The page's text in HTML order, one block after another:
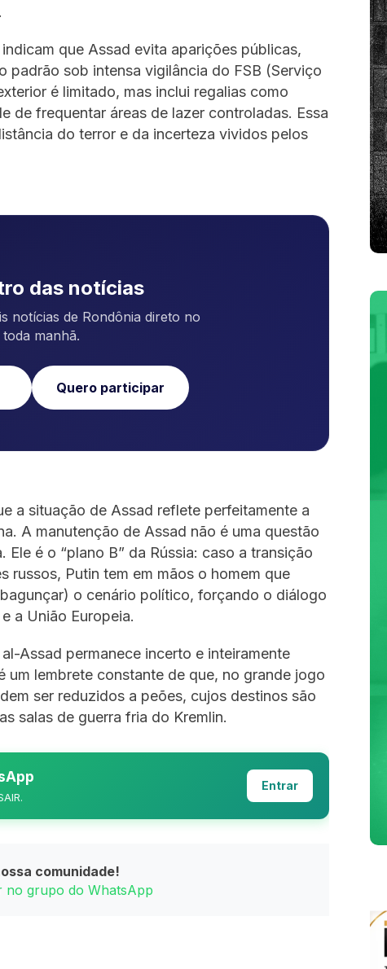
que Assad evita aparições públicas,
padrão sob intensa vigilância do FSB (Serviço
é limitado, mas inclui regalias como
de frequentar áreas de lazer controladas. Essa
do terror e da incerteza vividos pelos
das notícias
notícias de Rondônia direto no
manhã.
Quero participar
a situação de Assad reflete perfeitamente a
A manutenção de Assad não é uma questão
é o “plano B” da Rússia: caso a transição
russos, Putin tem em mãos o homem que
o cenário político, forçando o diálogo
a União Europeia.
Assad permanece incerto e inteiramente
um lembrete constante de que, no grande jogo
ser reduzidos a peões, cujos destinos são
salas de guerra fria do Kremlin.
Entrar
comunidade!
no grupo do WhatsApp